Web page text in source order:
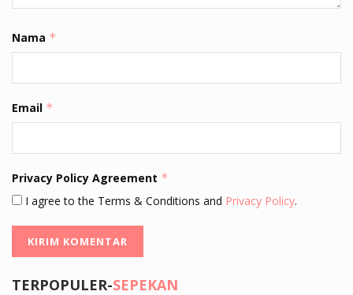
Nama *
Email *
Privacy Policy Agreement *
I agree to the Terms & Conditions and Privacy Policy.
TERPOPULER-SEPEKAN